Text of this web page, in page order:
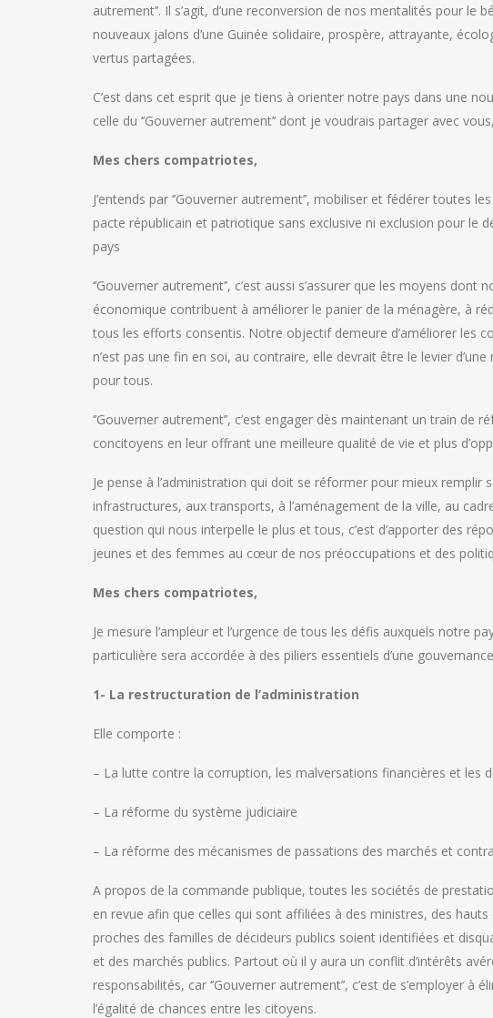
autrement’’. Il s’agit, d’une reconversion de nos mentalités pour
nouveaux jalons d’une Guinée solidaire, prospère, attrayante,
vertus partagées.
C’est dans cet esprit que je tiens à orienter notre pays dans une
celle du ‘’Gouverner autrement’’ dont je voudrais partager avec
Mes chers compatriotes,
J’entends par ‘’Gouverner autrement’’, mobiliser et fédérer
pacte républicain et patriotique sans exclusive ni exclusion pour le
pays
‘’Gouverner autrement’’, c’est aussi s’assurer que les moyens
économique contribuent à améliorer le panier de la ménagère, à
tous les efforts consentis. Notre objectif demeure d’améliorer les
n’est pas une fin en soi, au contraire, elle devrait être le levier
pour tous.
‘’Gouverner autrement’’, c’est engager dès maintenant un train
concitoyens en leur offrant une meilleure qualité de vie et plus
Je pense à l’administration qui doit se réformer pour mieux remplir
infrastructures, aux transports, à l’aménagement de la ville, au
question qui nous interpelle le plus et tous, c’est d’apporter des
jeunes et des femmes au cœur de nos préoccupations et des
Mes chers compatriotes,
Je mesure l’ampleur et l’urgence de tous les défis auxquels notre
particulière sera accordée à des piliers essentiels d’une
1- La restructuration de l’administration
Elle comporte :
– La lutte contre la corruption, les malversations financières et les
– La réforme du système judiciaire
– La réforme des mécanismes de passations des marchés et
A propos de la commande publique, toutes les sociétés de
en revue afin que celles qui sont affiliées à des ministres, des
proches des familles de décideurs publics soient identifiées et
et des marchés publics. Partout où il y aura un conflit d’intérêts
responsabilités, car ‘’Gouverner autrement’’, c’est de s’employer
l’égalité de chances entre les citoyens.